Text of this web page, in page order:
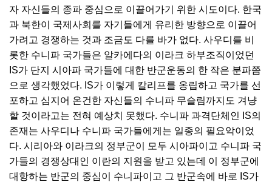
자 자신들의 종파 중심으로 이끌어가기 위한 시도이다. 한국
과 북한이 국제사회를 자기들에게 유리한 방향으로 이끌어
가려고 경쟁하는 것과 조금도 다를 바가 없다. 사우디를 비
롯한 수니파 국가들은 알카에다의 이라크 하부조직이었던
IS가 단지 시아파 국가들에 대한 반군운동의 한 작은 분파쯤
으로 생각했었다. IS가 이렇게 칼리프를 옹립하고 국가를 선
포하고 심지어 온건한 자신들의 수니파 무슬림까지도 겨냥
할 것이라고는 전혀 예상치 못했다. 수니파 과격단체인 IS의
존재는 사우디나 수니파 국가들에게는 일종의 필요악이었
다. 시리아와 이라크의 정부군이 모두 시아파이고 수니파 국
가들의 경쟁상대인 이란의 지원을 받고 있는데 이 정부군에
대항하는 반군의 중심이 수니파이고 그 반군속에 바로 IS가